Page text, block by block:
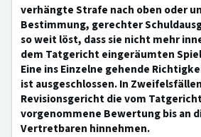
verhängte Strafe nach oben oder
Bestimmung, gerechter
so weit löst, dass sie nicht mehr
dem Tatgericht eingeräumten
Eine ins Einzelne gehende
ist ausgeschlossen. In
Revisionsgericht die vom
vorgenommene Bewertung bis an
Vertretbaren hinnehmen.